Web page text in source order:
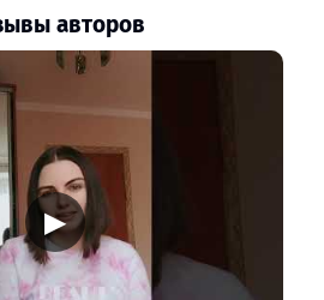
авторов
▶